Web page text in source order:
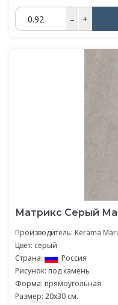
– +
Матрикс Серый
Производитель: Kerama
Цвет: серый
Страна:
Россия
Рисунок: под камень
Форма: прямоугольная
Размер: 20x30 см.